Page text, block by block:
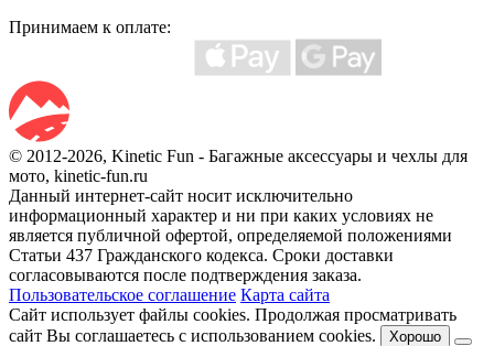
Принимаем к оплате:
© 2012-2026, Kinetic Fun - Багажные аксессуары и чехлы для
мото, kinetic-fun.ru
Данный интернет-сайт носит исключительно
информационный характер и ни при каких условиях не
является публичной офертой, определяемой положениями
Статьи 437 Гражданского кодекса. Сроки доставки
согласовываются после подтверждения заказа.
Пользовательское соглашение Карта сайта
Сайт использует файлы cookies. Продолжая просматривать
сайт Вы соглашаетесь с использованием cookies.
Хорошо